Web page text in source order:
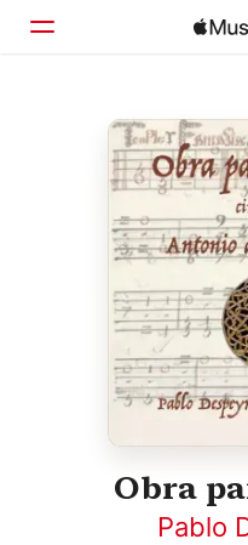
Home
Browse
Search
Obra
Pablo